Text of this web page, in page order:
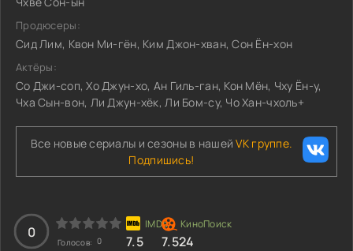
Продюсеры:
Сид Лим, Квон Ми-гён, Ким Джон-хван, Сон Ён-хон
Актёры:
Со Джи-соп, Хо Джун-хо, Ан Гиль-ган, Кон Мён, Чху Ён-у,
Чха Сын-вон, Ли Джун-хёк, Ли Бом-су, Чо Хан-чхоль+
Все новые сериалы и сезоны в нашейVK группе.
Подпишись!
0
Голосов: 0 7.5 7.524